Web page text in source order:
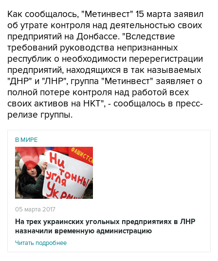
Как сообщалось, "Метинвест" 15 марта заявил
об утрате контроля над деятельностью своих
предприятий на Донбассе. "Вследствие
требований руководства непризнанных
республик о необходимости перерегистрации
предприятий, находящихся в так называемых
"ДНР" и "ЛНР", группа "Метинвест" заявляет о
полной потере контроля над работой всех
своих активов на НКТ", - сообщалось в пресс-
релизе группы.
В МИРЕ
05 марта 2017
На трех украинских угольных предприятиях в ЛНР
назначили временную администрацию
Читать подробнее